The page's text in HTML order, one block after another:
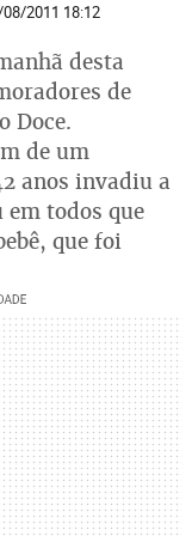
2011 18:12
desta
de
Doce.
de um
anos invadiu a
todos que
que foi